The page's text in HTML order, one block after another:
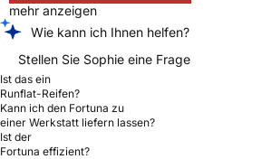
mehr anzeigen
Wie kann ich Ihnen helfen?
Stellen Sie Sophie eine Frage
Ist das ein
Runflat-Reifen?
Kann ich den Fortuna zu
einer Werkstatt liefern lassen?
Ist der
Fortuna effizient?